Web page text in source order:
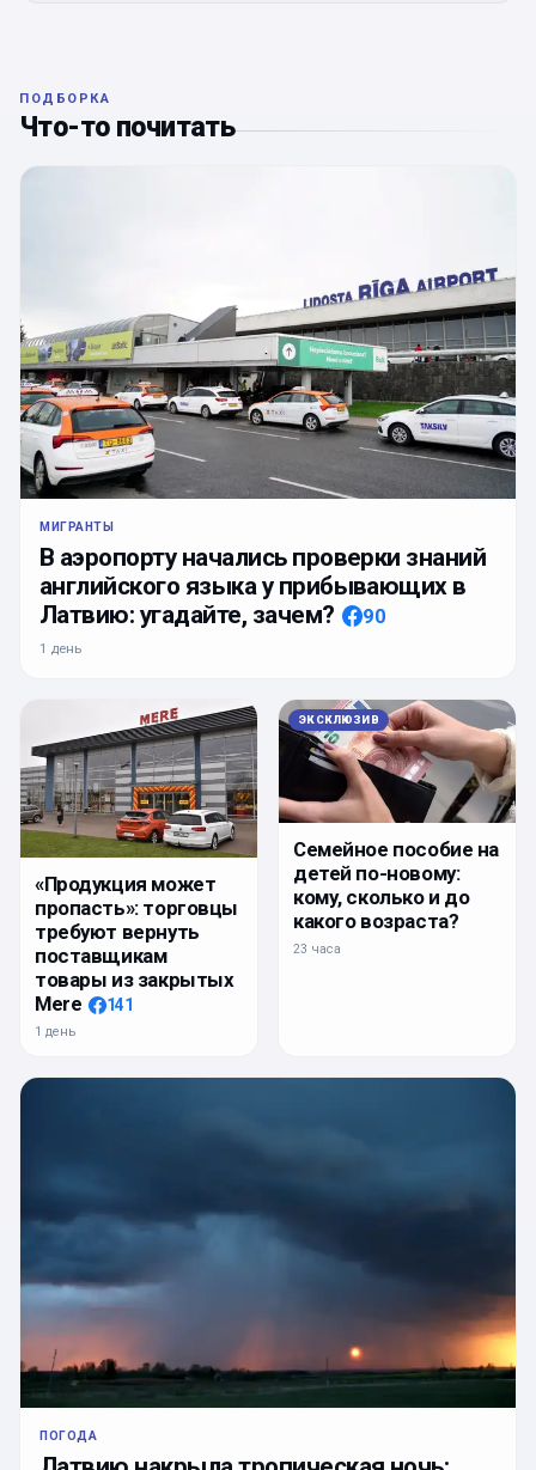
ПОДБОРКА
Что-то почитать
МИГРАНТЫ
В аэропорту начались проверки знаний
английского языка у прибывающих в
Латвию: угадайте, зачем?
90
1 день
«Продукция может
пропасть»: торговцы
требуют вернуть
поставщикам
товары из закрытых
Mere
141
1 день
ЭКСКЛЮЗИВ
Семейное пособие на
детей по-новому:
кому, сколько и до
какого возраста?
23 часа
ПОГОДА